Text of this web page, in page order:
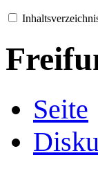
Seite